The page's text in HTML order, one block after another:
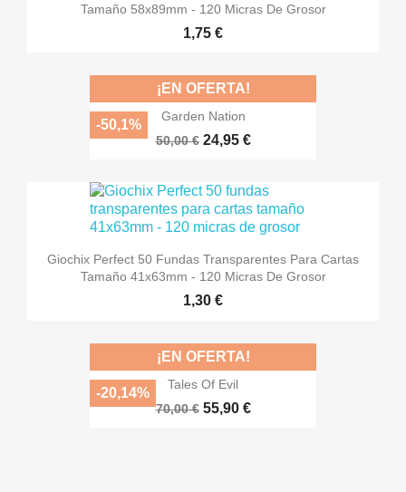
Tamaño 58x89mm - 120 Micras De Grosor
1,75 €
Garden Nation
50,00 € 24,95 €
¡EN OFERTA!
-50,1%
Giochix Perfect 50 Fundas Transparentes Para Cartas
Tamaño 41x63mm - 120 Micras De Grosor
1,30 €
Tales Of Evil
70,00 € 55,90 €
¡EN OFERTA!
-20,14%